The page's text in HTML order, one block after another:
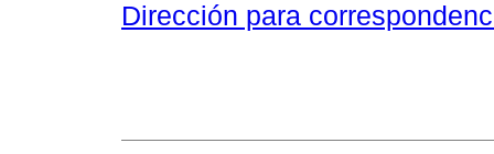
Dirección para